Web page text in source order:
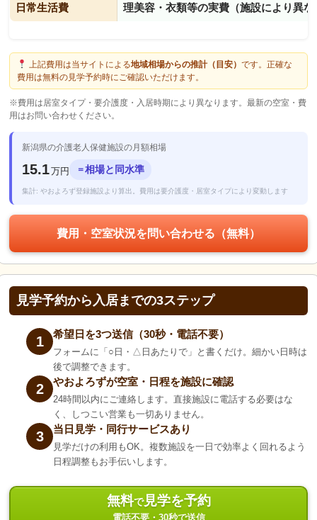
日常生活費 理美容・衣類等の実費（施設により異な
上記費用は当サイトによる地域相場からの推計（目安） です。正確な
費用は無料の見学予約時にご確認いただけます。
※費用は居室タイプ・要介護度・入居時期により異なります。最新の空室・費
用はお問い合わせください。
新潟県の介護老人保健施設の月額相場
15.1万円 ＝相場と同水準
集計: やおよろず登録施設より算出。費用は要介護度・居室タイプにより変動します
費用・空室状況を問い合わせる（無料）
見学予約から入居までの3ステップ
1 希望日を3つ送信（30秒・電話不要）
フォームに「○日・△日あたりで」と書くだけ。細かい日時は
後で調整できます。
2 やおよろずが空室・日程を施設に確認
24時間以内にご連絡します。直接施設に電話する必要はな
く、しつこい営業も一切ありません。
3 当日見学・同行サービスあり
見学だけの利用もOK。複数施設を一日で効率よく回れるよう
日程調整もお手伝いします。
無料で見学を予約
電話不要・30秒で送信